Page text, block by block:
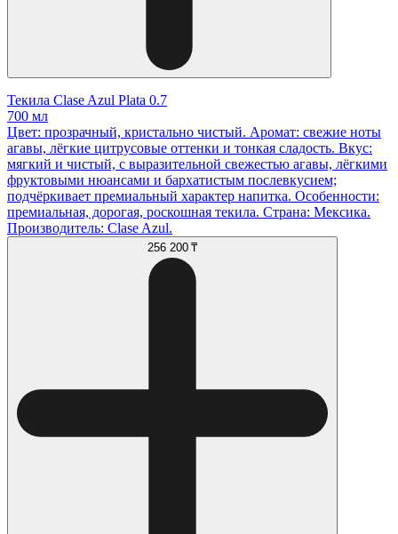
Текила Clase Azul Plata 0.7
700 мл
Цвет: прозрачный, кристально чистый. Аромат: свежие ноты
агавы, лёгкие цитрусовые оттенки и тонкая сладость. Вкус:
мягкий и чистый, с выразительной свежестью агавы, лёгкими
фруктовыми нюансами и бархатистым послевкусием;
подчёркивает премиальный характер напитка. Особенности:
премиальная, дорогая, роскошная текила. Страна: Мексика.
Производитель: Clase Azul.
256 200 ₸